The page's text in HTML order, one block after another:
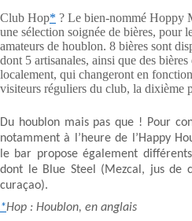
Club Hop* ? Le bien-nommé Hoppy
une sélection soignée de bières, pour
amateurs de houblon. 8 bières sont
dont 5 artisanales, ainsi que des bières
localement, qui changeront en
visiteurs réguliers du club, la dixième
Du houblon mais pas que ! Pour
notamment à l’heure de l’Happy
le bar propose également
dont le Blue Steel (Mezcal, jus de
curaçao).
*Hop : Houblon, en anglais